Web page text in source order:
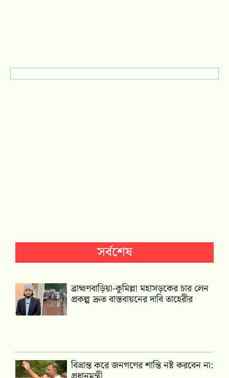
সর্বশেষ
ব্রাহ্মণবাড়িয়া-কুমিল্লা মহাসড়কের চার লেন
প্রকল্প দ্রুত বাস্তবায়নের দাবি তাহেরীর
বিভ্রান্ত করে জনগণের শান্তি নষ্ট করবেন না: